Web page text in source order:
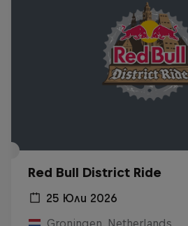
Red Bull District Ride
25 Юли 2026
Groningen, Netherlands